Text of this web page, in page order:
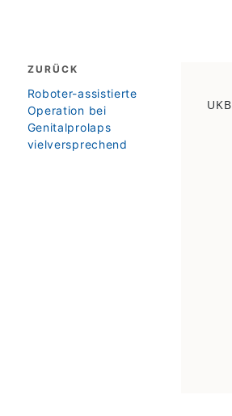
Beitragsnavigation
ZURÜCK
zurück
Roboter-assistierte
Operation bei
Genitalprolaps
vielversprechend
UKB